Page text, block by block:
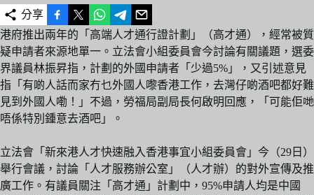
分享
港府推出兩年的「高端人才通行證計劃」（高才通），經常被質
疑申請者來源地單一。立法會小組委員會今討論有關議題，選委
界議員林振昇指，計劃的外國申請者「少過5%」，又引述意見
指「有啲人話而家冇乜外國人嚟香港工作，去灣仔啲酒吧都好難
見到外國人嘞！」不過，勞福局副局長何啟明回應，「可能佢哋
唔係特別鍾意去酒吧」。
立法會「新來港人才快速融入香港事宜小組委員會」今（29日）
舉行會議，討論「人才服務辦公室」（人才辦）的對外宣傳及推
廣工作。有議員關注「高才通」計劃中，95%申請人均是中國